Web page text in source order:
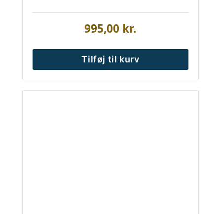
995,00 kr.
Tilføj til kurv